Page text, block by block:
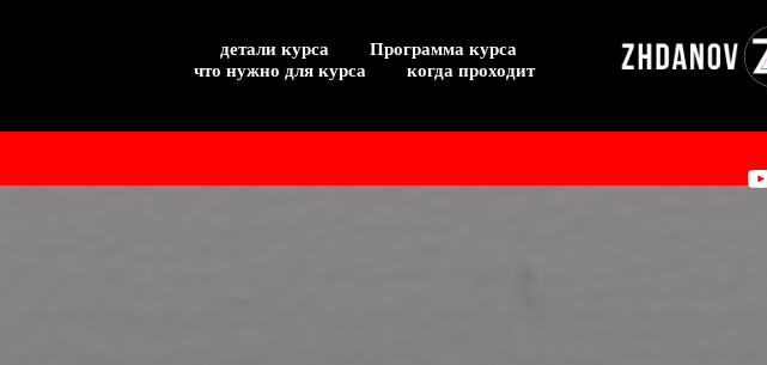
детали курса
Программа курса
что нужно для курса
когда проходит